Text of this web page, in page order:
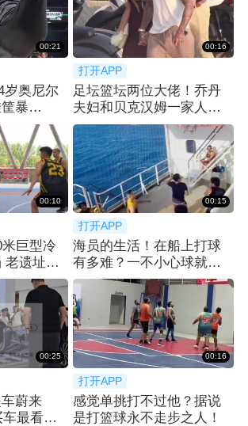
00:21
岁奥尼尔
暴
00:16
打开APP
足坛篮坛两位大佬！乔丹
夫妇和贝克汉姆一家人在
法国一起聚餐
00:10
巨型冷
老遗址玩
00:15
打开APP
海员的生活！在船上打球
有多难？一不小心球就没
了
00:25
蔚来
最看重
00:16
打开APP
感觉单挑打不过他？据说
是打篮球永不走步之人！